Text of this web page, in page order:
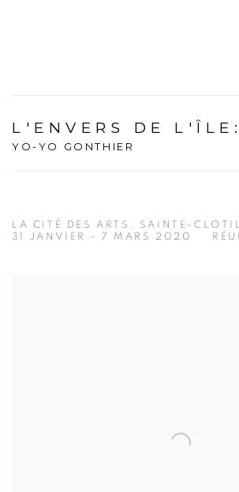
L'ENVERS DE L'ÎLE :
YO-YO GONTHIER
LA CITÉ DES ARTS, SAINTE-
31 JANVIER - 7 MARS 2020